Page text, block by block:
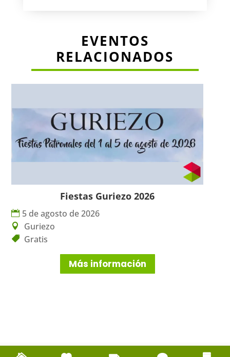
EVENTOS
RELACIONADOS
Fiestas Guriezo 2026
5 de agosto de 2026
Guriezo
Gratis
Más información